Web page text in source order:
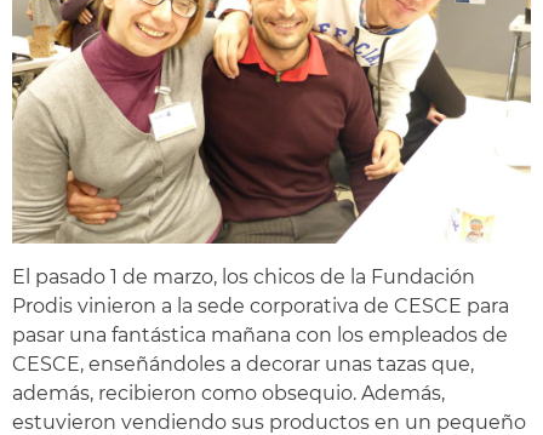
El pasado 1 de marzo, los chicos de la Fundación
Prodis vinieron a la sede corporativa de CESCE para
pasar una fantástica mañana con los empleados de
CESCE, enseñándoles a decorar unas tazas que,
además, recibieron como obsequio. Además,
estuvieron vendiendo sus productos en un pequeño